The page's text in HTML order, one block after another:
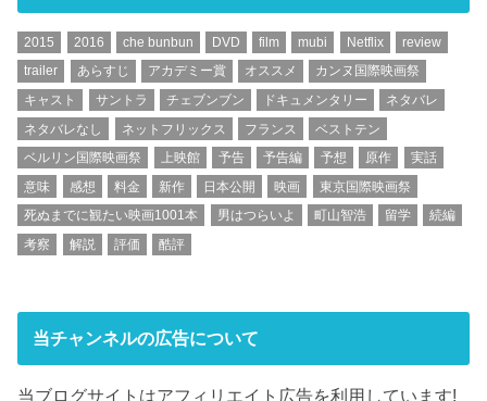
2015 2016 che bunbun DVD film mubi Netflix
review
trailer
あらすじ アカデミー賞 オススメ
カンヌ国際映画祭
キャスト
サントラ チェブンブン ドキュメンタリー
ネタバレ
ネタバレなし
ネットフリックス フランス
ベストテン
ベルリン国際映画祭
上映館 予告 予告編 予想 原作
実話
意味
感想 料金 新作 日本公開 映画
東京国際映画祭
死ぬまでに観たい映画1001本
男はつらいよ 町山智浩 留学
続編
考察
解説 評価 酷評
当チャンネルの広告について
当ブログサイトはアフィリエイト広告を利用しています!